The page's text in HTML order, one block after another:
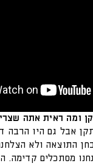
ומה ראית אתה
אבל גם היו הרבה
מסתכלים קדימה.